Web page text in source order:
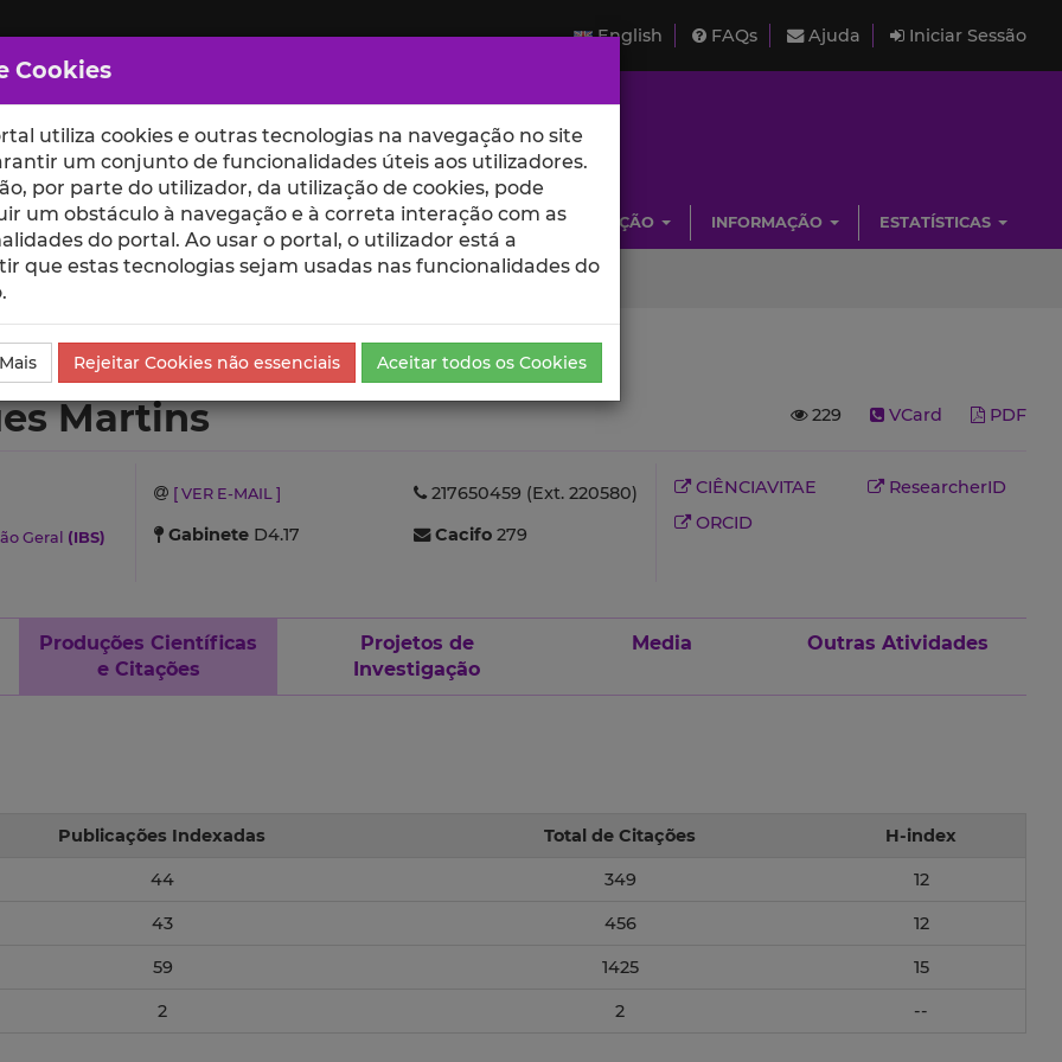
English FAQs Ajuda Iniciar Sessão
ESCOLAS UNIDADES INVESTIGAÇÃO INFORMAÇÃO ESTATÍSTICAS
Produções Científicas e Citações
229 VCard PDF
Martins
Geral (IBS)
[ VER E-MAIL ]
217650459 (Ext. 220580)
GabineteD4.17 Cacifo279
CIÊNCIAVITAE
ResearcherID
ORCID
Produções Científicas
e Citações
Projetos de
Investigação
Media Outras Atividades
Publicações Indexadas Total de Citações H-index
44 349 12
43 456 12
59 1425 15
2 2 --
Cookies
utiliza cookies e outras tecnologias na navegação no site
um conjunto de funcionalidades úteis aos utilizadores.
por parte do utilizador, da utilização de cookies, pode
um obstáculo à navegação e à correta interação com as
do portal. Ao usar o portal, o utilizador está a
que estas tecnologias sejam usadas nas funcionalidades do
Rejeitar Cookies não essenciais Aceitar todos os Cookies